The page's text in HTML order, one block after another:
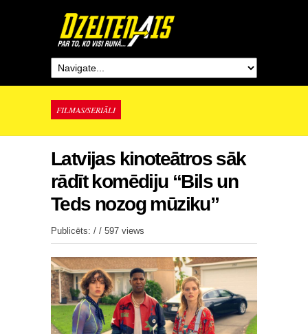
FILMAS/SERIĀLI
Latvijas kinoteātros sāk
rādīt komēdiju “Bils un
Teds nozog mūziku”
Publicēts: / / 597 views